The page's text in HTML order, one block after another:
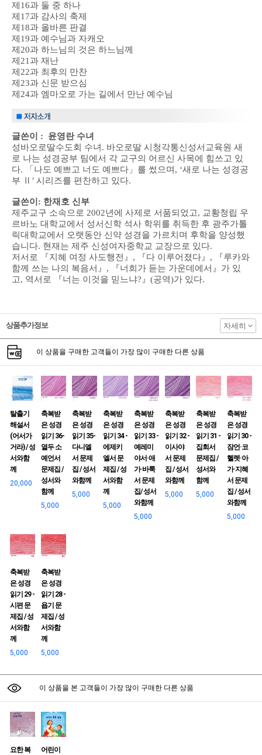
제16과 둘 중 하나
제17과 감사의 축제
제18과 올바른 판결
제19과 예수님과 자캐오
제20과 하느님의 것은 하느님께
제21과 재난
제22과 최후의 만찬
제23과 신문 받으심
제24과 엠마오로 가는 길에서 만난 예수님​
글쓴이 : 윤영란 수녀
성바오로딸수도회 수녀. 바오로딸 시청각통신성서교육원 새
로 나는 성경공부 팀에서 각 교구의 어르신 사목에 힘쓰고 있
다. 「나도 예쁘고 너도 예쁘다」를 썼으며, ‘새로 나는 성경공
부 Ⅱ’ 시리즈를 편찬하고 있다.
글쓴이: 한재호 신부
제주교구 소속으로 2002년에 사제로 서품되었고, 교황청립 우
르바노 대학교에서 성서신학 석사 학위를 취득한 후 광주가톨
릭대학교에서 오랫동안 신약 성경을 가르치며 후학을 양성했
습니다. 현재는 제주 신성여자중학교 교장으로 있다.
저서로 『지혜 여정 사도행전』, 『다 이루어졌다』, 『루카와
함께 쓰는 나의 복음서』, 『너희가 듣는 가운데에서』가 있
고, 역서로 『너는 이것을 믿느냐?』(공역)가 있다.
상품추가정보 자세히
이 상품을 구매한 고객들이 가장 많이 구매한 다른 상품
탈출기
해설서
(어서가
거라) / 성
서와함
께
20,000
축복받
은 성경
읽기 36-
열두 소
예언서
문제집 /
성서와
함께
5,000
축복받
은 성경
읽기 35-
다니엘
서 문제
집 / 성서
와함께
5,000
축복받
은 성경
읽기 34 -
에제키
엘서 문
제집 / 성
서와함
께
5,000
축복받
은 성경
읽기 33 -
예레미
야서·애
가·바룩
서 문제
집/ 성서
와함께
5,000
축복받
은 성경
읽기 32 -
이사야
서 문제
집 / 성서
와함께
5,000
축복받
은 성경
읽기 31 -
집회서
문제집 /
성서와
함께
5,000
축복받
은 성경
읽기 30 -
잠언·코
헬렛·아
가·지혜
서 문제
집 / 성서
와함께
5,000
축복받
은 성경
읽기 29 -
시편 문
제집 / 성
서와함
께
5,000
축복받
은 성경
읽기 28 -
욥기 문
제집 / 성
서와함
께
5,000
이 상품을 본 고객들이 가장 많이 구매한 다른 상품
요한 복
어린이